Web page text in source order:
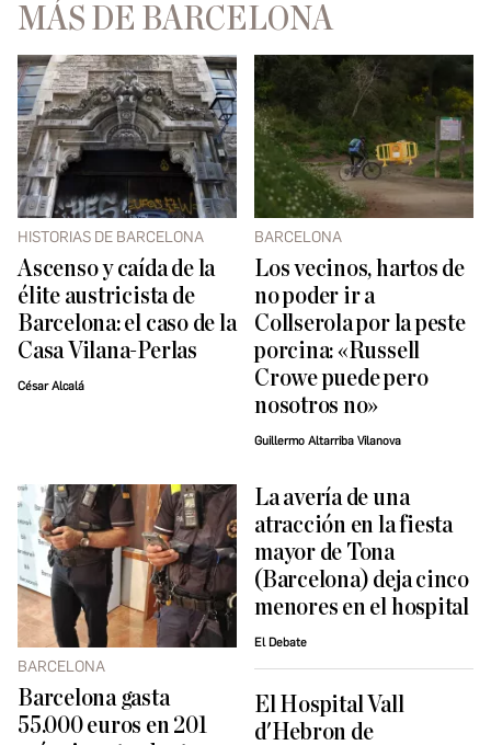
MÁS DE BARCELONA
HISTORIAS DE BARCELONA
Ascenso y caída de la
élite austricista de
Barcelona: el caso de la
Casa Vilana-Perlas
César Alcalá
BARCELONA
Los vecinos, hartos de
no poder ir a
Collserola por la peste
porcina: «Russell
Crowe puede pero
nosotros no»
Guillermo Altarriba Vilanova
BARCELONA
Barcelona gasta
55.000 euros en 201
La avería de una
atracción en la fiesta
mayor de Tona
(Barcelona) deja cinco
menores en el hospital
El Debate
El Hospital Vall
d'Hebron de